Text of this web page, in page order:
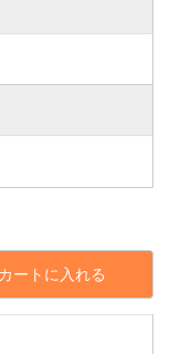
カートに入れる